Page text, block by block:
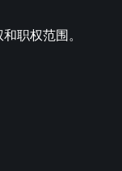
职权范围。